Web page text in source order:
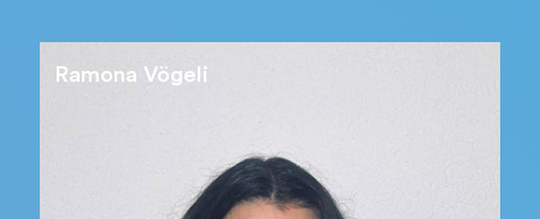
Ramona Vögeli